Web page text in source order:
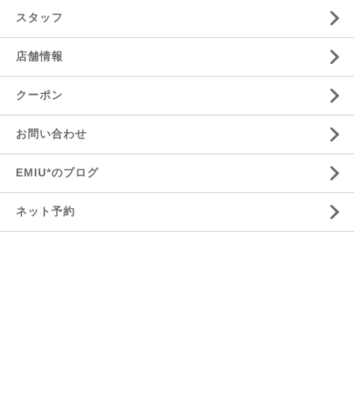
スタッフ
店舗情報
クーポン
お問い合わせ
EMIU*のブログ
ネット予約